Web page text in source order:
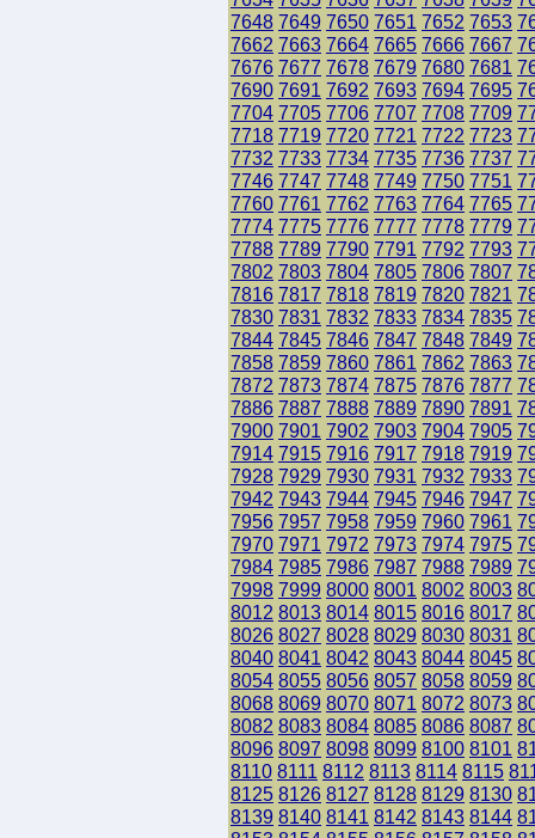
7648 7649 7650 7651 7652 7653
7662 7663 7664 7665 7666 7667
7676 7677 7678 7679 7680 7681
7690 7691 7692 7693 7694 7695
7704 7705 7706 7707 7708 7709
7718 7719 7720 7721 7722 7723
7732 7733 7734 7735 7736 7737
7746 7747 7748 7749 7750 7751
7760 7761 7762 7763 7764 7765
7774 7775 7776 7777 7778 7779
7788 7789 7790 7791 7792 7793
7802 7803 7804 7805 7806 7807
7816 7817 7818 7819 7820 7821
7830 7831 7832 7833 7834 7835
7844 7845 7846 7847 7848 7849
7858 7859 7860 7861 7862 7863
7872 7873 7874 7875 7876 7877
7886 7887 7888 7889 7890 7891
7900 7901 7902 7903 7904 7905
7914 7915 7916 7917 7918 7919
7928 7929 7930 7931 7932 7933
7942 7943 7944 7945 7946 7947
7956 7957 7958 7959 7960 7961
7970 7971 7972 7973 7974 7975
7984 7985 7986 7987 7988 7989
7998 7999 8000 8001 8002 8003
8012 8013 8014 8015 8016 8017
8026 8027 8028 8029 8030 8031
8040 8041 8042 8043 8044 8045
8054 8055 8056 8057 8058 8059
8068 8069 8070 8071 8072 8073
8082 8083 8084 8085 8086 8087
8096 8097 8098 8099 8100 8101
8110 8111 8112 8113 8114 8115
8125 8126 8127 8128 8129 8130
8139 8140 8141 8142 8143 8144